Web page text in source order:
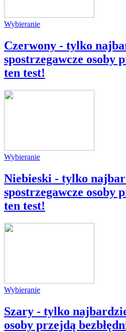
Wybieranie
Czerwony - tylko
spostrzegawcze osoby
ten test!
Wybieranie
Niebieski - tylko
spostrzegawcze osoby
ten test!
Wybieranie
Szary - tylko
osoby przejdą